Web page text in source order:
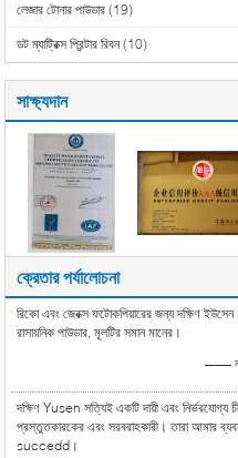
লেজার টোনার পাউডার (19)
ডট ম্যাট্রিক্স প্রিন্টার রিবন (10)
সাক্ষ্যদান
ক্রেতার পর্যালোচনা
রিকো এবং জেরক্স ফটোকপিয়ারের জন্য দক্ষিণ ইউসেন
রাসায়নিক পাউডার, মূলটির সমান মানের।
——
দক্ষিণ Yusen সত্যিই একটি দায়ী এবং নির্ভরযোগ্য
প্রস্তুতকারকের এবং সরবরাহকারী। তারা আমার
succedd।